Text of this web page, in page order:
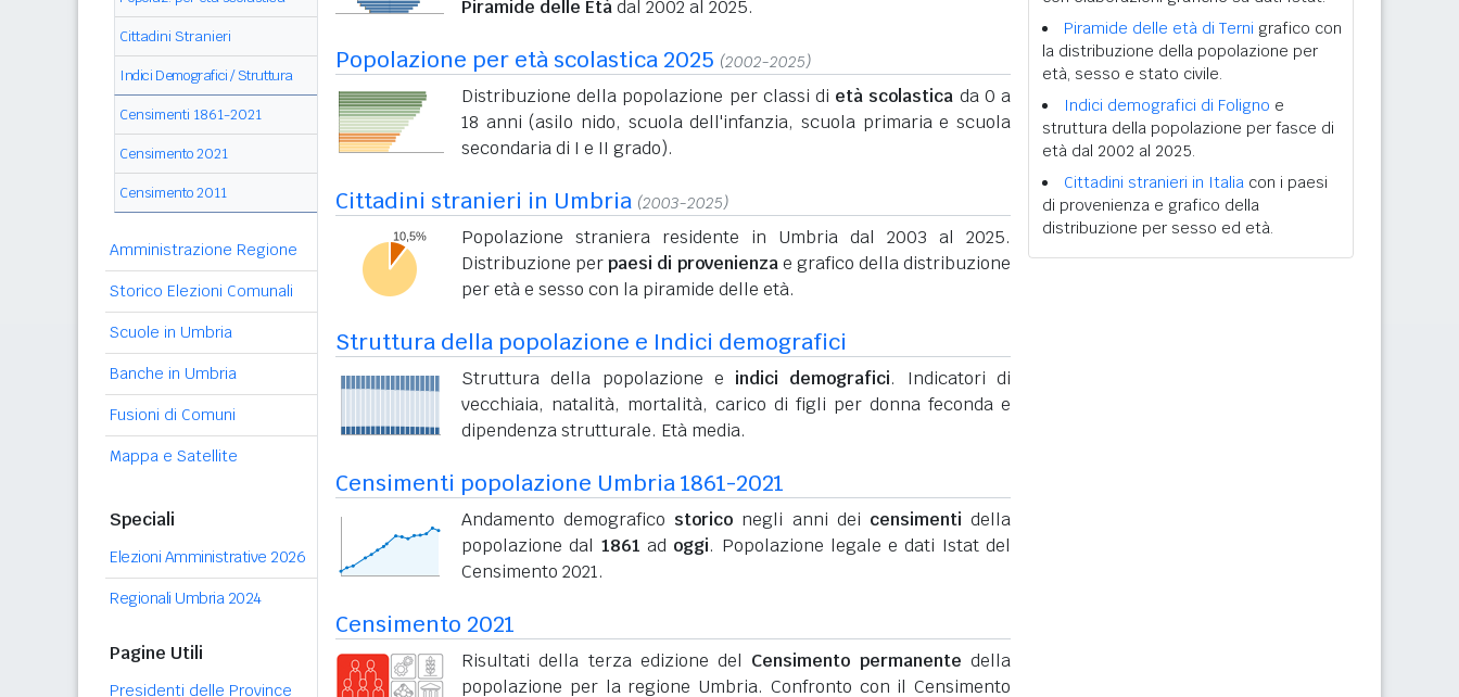
Cittadini Stranieri
Indici Demografici / Struttura
Censimenti 1861-2021
Censimento 2021
Censimento 2011
Amministrazione Regione
Storico Elezioni Comunali
Scuole in Umbria
Banche in Umbria
Fusioni di Comuni
Mappa e Satellite
Speciali
Elezioni Amministrative 2026
Regionali Umbria 2024
Pagine Utili
Presidenti delle Province
Piramide delle Etàdal 2002 al 2025.
Popolazione per età scolastica 2025 (2002-2025)
Distribuzione della popolazione per classi di età scolastica da 0 a
18 anni (asilo nido, scuola dell'infanzia, scuola primaria e scuola
secondaria di I e II grado).
Cittadini stranieri in Umbria (2003-2025)
Popolazione straniera residente in Umbria dal 2003 al 2025.
Distribuzione perpaesi di provenienzae grafico della distribuzione
per età e sesso con la piramide delle età.
Struttura della popolazione e Indici demografici
Struttura della popolazione e indici demografici. Indicatori di
vecchiaia, natalità, mortalità, carico di figli per donna feconda e
dipendenza strutturale. Età media.
Censimenti popolazione Umbria 1861-2021
Andamento demografico storico negli anni dei censimenti della
popolazione dal 1861 ad oggi. Popolazione legale e dati Istat del
Censimento 2021.
Censimento 2021
Risultati della terza edizione del Censimento permanente della
popolazione per la regione Umbria. Confronto con il Censimento
Piramide delle età di Terni grafico con
la distribuzione della popolazione per
età, sesso e stato civile.
Indici demografici di Foligno e
struttura della popolazione per fasce di
età dal 2002 al 2025.
Cittadini stranieri in Italia con i paesi
di provenienza e grafico della
distribuzione per sesso ed età.